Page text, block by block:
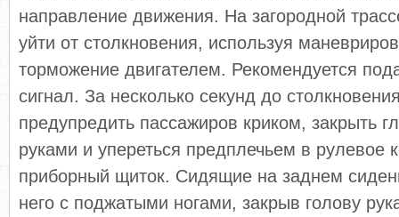
направление движения. На загородной
уйти от столкновения, используя
торможение двигателем. Рекомендуется
сигнал. За несколько секунд до
предупредить пассажиров криком, закрыть
руками и упереться предплечьем в рулевое
приборный щиток. Сидящие на заднем
него с поджатыми ногами, закрыв голову